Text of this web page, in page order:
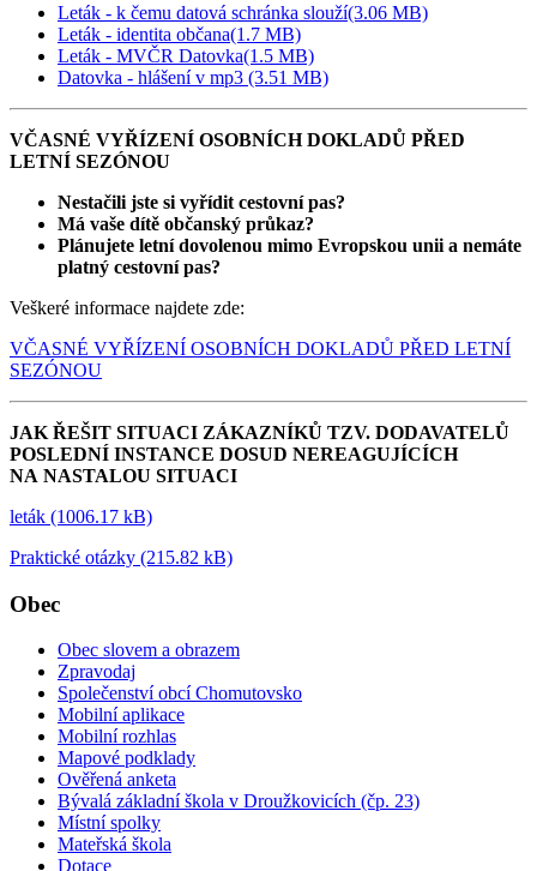
Leták - k čemu datová schránka slouží(3.06 MB)
Leták - identita občana(1.7 MB)
Leták - MVČR Datovka(1.5 MB)
Datovka - hlášení v mp3 (3.51 MB)
VČASNÉ VYŘÍZENÍ OSOBNÍCH DOKLADŮ PŘED
LETNÍ SEZÓNOU
Nestačili jste si vyřídit cestovní pas?
Má vaše dítě občanský průkaz?
Plánujete letní dovolenou mimo Evropskou unii a nemáte
platný cestovní pas?
Veškeré informace najdete zde:
VČASNÉ VYŘÍZENÍ OSOBNÍCH DOKLADŮ PŘED LETNÍ
SEZÓNOU
JAK ŘEŠIT SITUACI ZÁKAZNÍKŮ TZV. DODAVATELŮ
POSLEDNÍ INSTANCE DOSUD NEREAGUJÍCÍCH
NA NASTALOU SITUACI
leták (1006.17 kB)
Praktické otázky (215.82 kB)
Obec
Obec slovem a obrazem
Zpravodaj
Společenství obcí Chomutovsko
Mobilní aplikace
Mobilní rozhlas
Mapové podklady
Ověřená anketa
Bývalá základní škola v Droužkovicích (čp. 23)
Místní spolky
Mateřská škola
Dotace